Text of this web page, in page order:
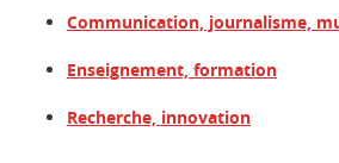
Communication, journalisme,
Enseignement, formation
Recherche, innovation